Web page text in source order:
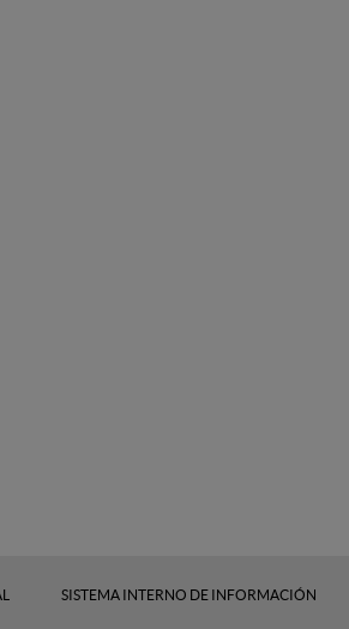
SISTEMA INTERNO DE INFORMACIÓN